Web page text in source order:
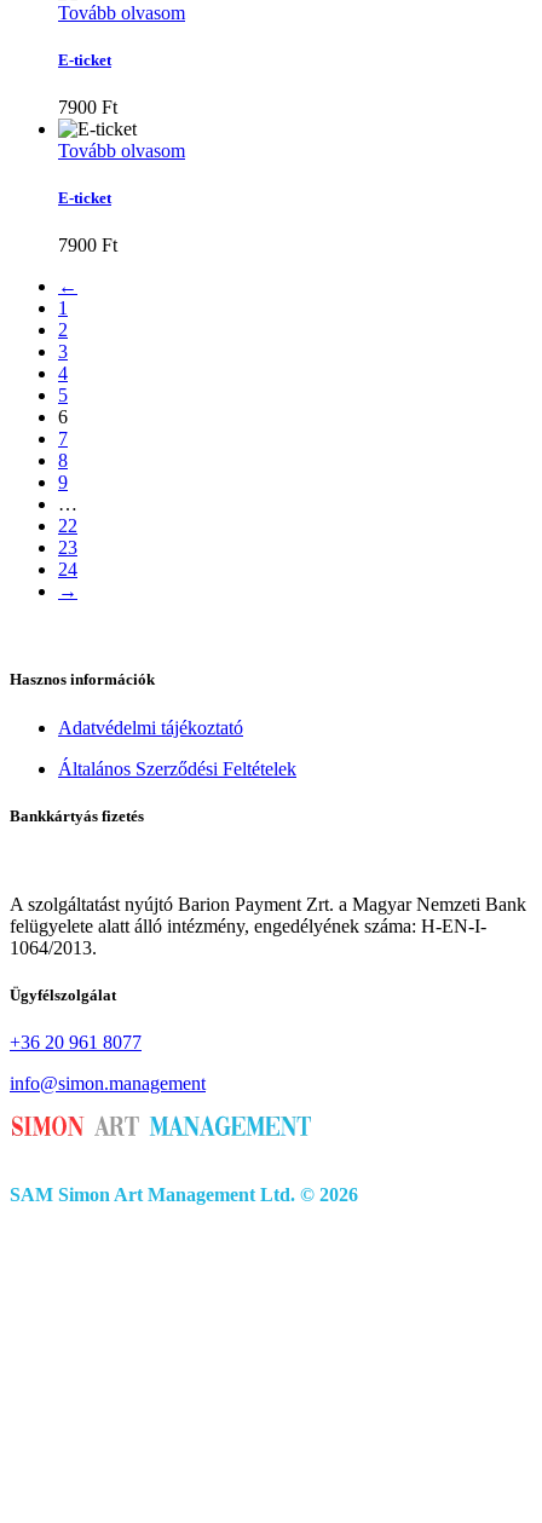
Tovább olvasom
E-ticket
7900 Ft
Tovább olvasom
E-ticket
7900 Ft
←
1
2
3
4
5
6
7
8
9
…
22
23
24
→
Hasznos információk
Adatvédelmi tájékoztató
Általános Szerződési Feltételek
Bankkártyás fizetés
A szolgáltatást nyújtó Barion Payment Zrt. a Magyar Nemzeti Bank
felügyelete alatt álló intézmény, engedélyének száma: H-EN-I-
1064/2013.
Ügyfélszolgálat
+36 20 961 8077
info@simon.management
SAM Simon Art Management Ltd. © 2026